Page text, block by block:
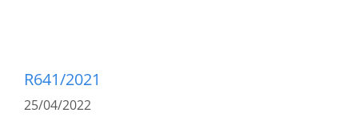
R641/2021
25/04/2022